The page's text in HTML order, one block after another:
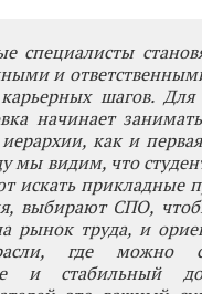
специалисты
и
шагов. Для
начинает
как и
мы видим, что
искать прикладные
выбирают СПО,
рынок труда, и
где можно
и стабильный